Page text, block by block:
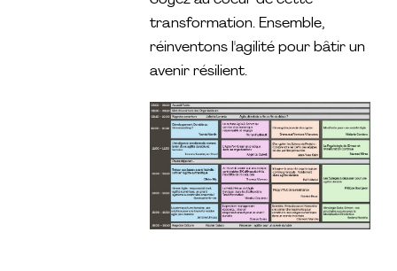
transformation. Ensemble,
réinventons l'agilité pour bâtir un
avenir résilient.